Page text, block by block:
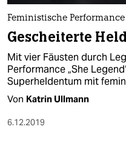
Feministische
Gescheiterte
Mit vier Fäusten durch
Performance „She
Superheldentum mit
Von Katrin Ullmann
6.12.2019